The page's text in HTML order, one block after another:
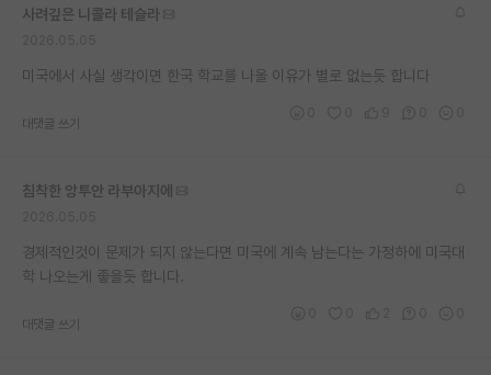
사려깊은 니콜라 테슬라
미국에서 사실 생각이면 한국 학교를 나올 이유가 별로 없는듯 합니다
대댓글 쓰기
침착한 앙투안 라부아지에
경제적인것이 문제가 되지 않는다면 미국에 계속 남는다는 가정하에 미국대
학 나오는게 좋을듯 합니다.
대댓글 쓰기